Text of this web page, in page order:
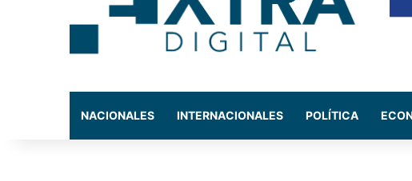
NACIONALES INTERNACIONALES POLÍTICA